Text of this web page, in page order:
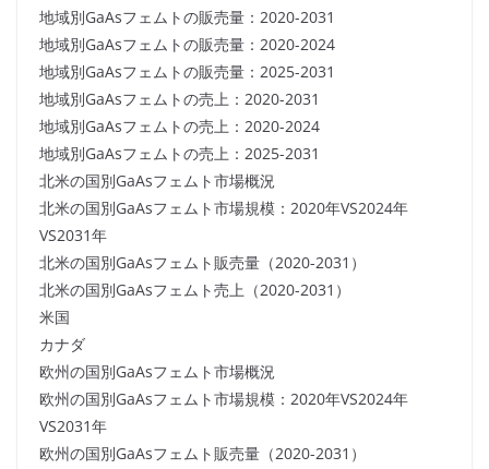
地域別GaAsフェムトの販売量：2020-2031
地域別GaAsフェムトの販売量：2020-2024
地域別GaAsフェムトの販売量：2025-2031
地域別GaAsフェムトの売上：2020-2031
地域別GaAsフェムトの売上：2020-2024
地域別GaAsフェムトの売上：2025-2031
北米の国別GaAsフェムト市場概況
北米の国別GaAsフェムト市場規模：2020年VS2024年
VS2031年
北米の国別GaAsフェムト販売量（2020-2031）
北米の国別GaAsフェムト売上（2020-2031）
米国
カナダ
欧州の国別GaAsフェムト市場概況
欧州の国別GaAsフェムト市場規模：2020年VS2024年
VS2031年
欧州の国別GaAsフェムト販売量（2020-2031）